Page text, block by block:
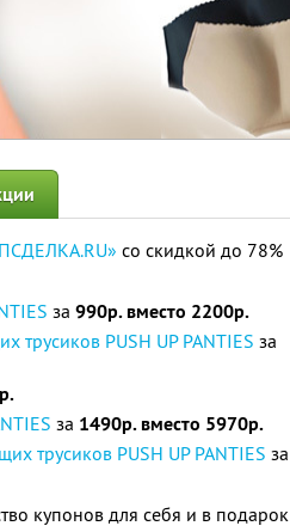
со скидкой до 78%
за 990р. вместо 2200р.
PUSH UP PANTIES за
за 1490р. вместо 5970р.
трусиков PUSH UP PANTIES за
купонов для себя и в подарок